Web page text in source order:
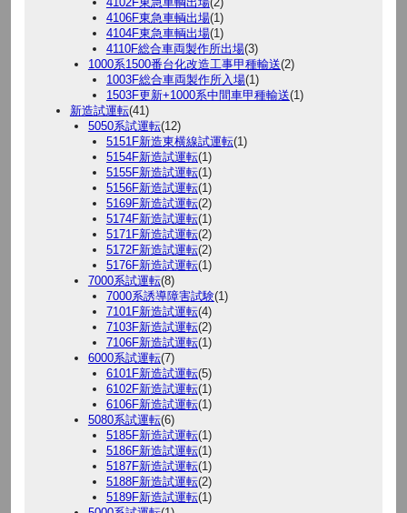
4106F東急車輌出場(1)
4104F東急車輌出場(1)
4110F総合車両製作所出場(3)
1000系1500番台化改造工事甲種輸送(2)
1003F総合車両製作所入場(1)
1503F更新+1000系中間車甲種輸送(1)
新造試運転(41)
5050系試運転(12)
5151F新造東横線試運転(1)
5154F新造試運転(1)
5155F新造試運転(1)
5156F新造試運転(1)
5169F新造試運転(2)
5174F新造試運転(1)
5171F新造試運転(2)
5172F新造試運転(2)
5176F新造試運転(1)
7000系試運転(8)
7000系誘導障害試験(1)
7101F新造試運転(4)
7103F新造試運転(2)
7106F新造試運転(1)
6000系試運転(7)
6101F新造試運転(5)
6102F新造試運転(1)
6106F新造試運転(1)
5080系試運転(6)
5185F新造試運転(1)
5186F新造試運転(1)
5187F新造試運転(1)
5188F新造試運転(2)
5189F新造試運転(1)